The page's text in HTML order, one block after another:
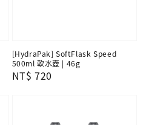
[HydraPak] SoftFlask Speed
500ml 軟水壺 | 46g
Regular
NT$ 720